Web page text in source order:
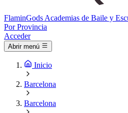
FlaminGods Academias de Baile y
Por Provincia
Acceder
Abrir menú
Inicio
Barcelona
Barcelona